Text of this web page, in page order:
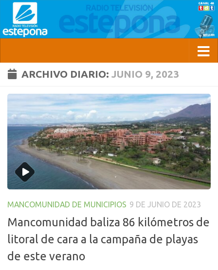
ARCHIVO DIARIO: JUNIO 9, 2023
MANCOMUNIDAD DE MUNICIPIOS 9 DE JUNIO DE 2023
Mancomunidad baliza 86 kilómetros de
litoral de cara a la campaña de playas
de este verano